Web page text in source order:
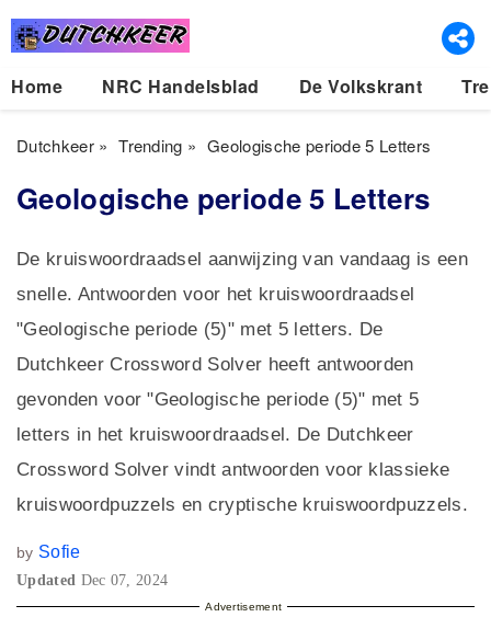
Home NRC Handelsblad De Volkskrant
Dutchkeer» Trending » Geologische periode 5 Letters
Geologische periode 5 Letters
De kruiswoordraadsel aanwijzing van vandaag is een
snelle. Antwoorden voor het kruiswoordraadsel
"Geologische periode (5)" met 5 letters. De
Dutchkeer Crossword Solver heeft antwoorden
gevonden voor "Geologische periode (5)" met 5
letters in het kruiswoordraadsel. De Dutchkeer
Crossword Solver vindt antwoorden voor klassieke
kruiswoordpuzzels en cryptische kruiswoordpuzzels.
by Sofie
Updated Dec 07, 2024
Advertisement